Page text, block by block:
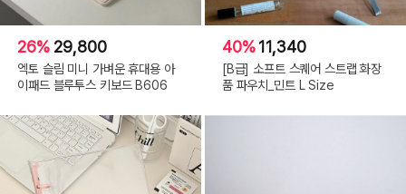
26% 29,800
엑토 슬림 미니 가벼운 휴대용 아
이패드 블루투스 키보드 B606
40%11,340
[B급] 소프트 스퀘어 스트랩 화장
품 파우치_민트 L Size